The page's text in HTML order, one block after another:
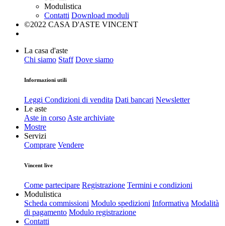
Modulistica
Contatti Download moduli
©2022 CASA D'ASTE VINCENT
La casa d'aste
Chi siamo Staff Dove siamo
Informazioni utili
Leggi Condizioni di vendita Dati bancari Newsletter
Le aste
Aste in corso Aste archiviate
Mostre
Servizi
Comprare Vendere
Vincent live
Come partecipare Registrazione Termini e condizioni
Modulistica
Scheda commissioni Modulo spedizioni Informativa Modalità
di pagamento Modulo registrazione
Contatti